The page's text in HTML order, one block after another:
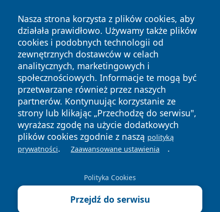
Nasza strona korzysta z plików cookies, aby
działała prawidłowo. Używamy także plików
cookies i podobnych technologii od
zewnętrznych dostawców w celach
analitycznych, marketingowych i
społecznościowych. Informacje te mogą być
przetwarzane również przez naszych
partnerów. Kontynuując korzystanie ze
strony lub klikając „Przechodzę do serwisu",
wyrażasz zgodę na użycie dodatkowych
plików cookies zgodnie z naszą polityką
prywatności. Zaawansowane ustawienia .
Polityka Cookies
Przejdź do serwisu
Copyright © 2026 zywieconline.pl Wszystkie prawa
zastrzeżone.
News Autorzy
Polityka
Prywatności
Polityka
Cookies